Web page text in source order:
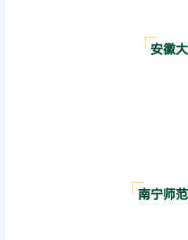
安徽
南宁师